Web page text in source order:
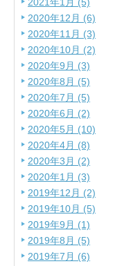
2020年12月 (6)
2020年11月 (3)
2020年10月 (2)
2020年9月 (3)
2020年8月 (5)
2020年7月 (5)
2020年6月 (2)
2020年5月 (10)
2020年4月 (8)
2020年3月 (2)
2020年1月 (3)
2019年12月 (2)
2019年10月 (5)
2019年9月 (1)
2019年8月 (5)
2019年7月 (6)